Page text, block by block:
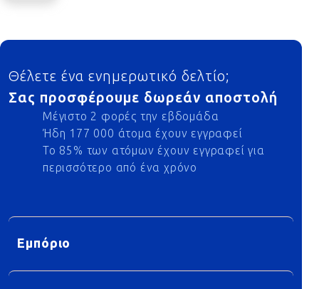
Footer
Θέλετε ένα ενημερωτικό δελτίο;
Σας προσφέρουμε δωρεάν αποστολή
Μέγιστο 2 φορές την εβδομάδα
Ήδη 177 000 άτομα έχουν εγγραφεί
Το 85% των ατόμων έχουν εγγραφεί για
περισσότερο από ένα χρόνο
Εμπόριο